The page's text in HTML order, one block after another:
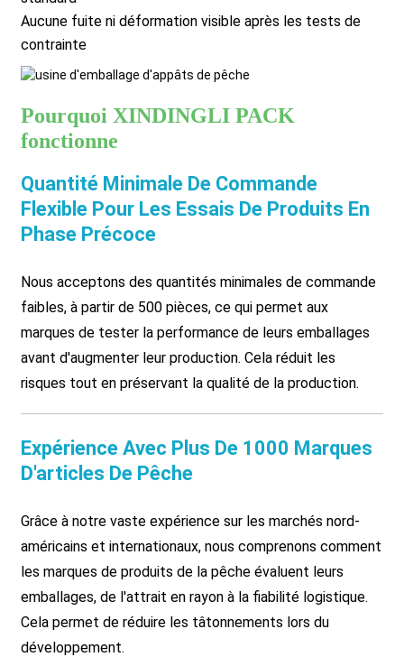
Aucune fuite ni déformation visible après les tests de
contrainte
Pourquoi XINDINGLI PACK
fonctionne
Quantité Minimale De Commande
Flexible Pour Les Essais De Produits En
Phase Précoce
Nous acceptons des quantités minimales de commande
faibles, à partir de 500 pièces, ce qui permet aux
marques de tester la performance de leurs emballages
avant d'augmenter leur production. Cela réduit les
risques tout en préservant la qualité de la production.
Expérience Avec Plus De 1000 Marques
D'articles De Pêche
Grâce à notre vaste expérience sur les marchés nord-
américains et internationaux, nous comprenons comment
les marques de produits de la pêche évaluent leurs
emballages, de l'attrait en rayon à la fiabilité logistique.
Cela permet de réduire les tâtonnements lors du
développement.